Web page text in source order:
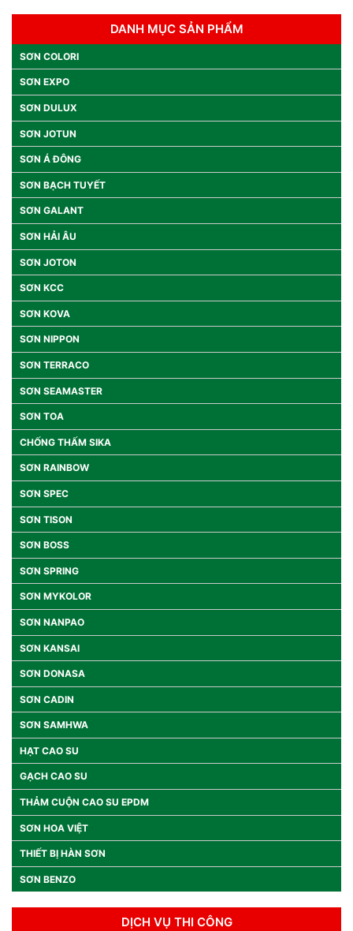
DANH MỤC SẢN PHẨM
SƠN COLORI
SƠN EXPO
SƠN DULUX
SƠN JOTUN
SƠN Á ĐÔNG
SƠN BẠCH TUYẾT
SƠN GALANT
SƠN HẢI ÂU
SƠN JOTON
SƠN KCC
SƠN KOVA
SƠN NIPPON
SƠN TERRACO
SƠN SEAMASTER
SƠN TOA
CHỐNG THẤM SIKA
SƠN RAINBOW
SƠN SPEC
SƠN TISON
SƠN BOSS
SƠN SPRING
SƠN MYKOLOR
SƠN NANPAO
SƠN KANSAI
SƠN DONASA
SƠN CADIN
SƠN SAMHWA
HẠT CAO SU
GẠCH CAO SU
THẢM CUỘN CAO SU EPDM
SƠN HOA VIỆT
THIẾT BỊ HÀN SƠN
SƠN BENZO
DỊCH VỤ THI CÔNG